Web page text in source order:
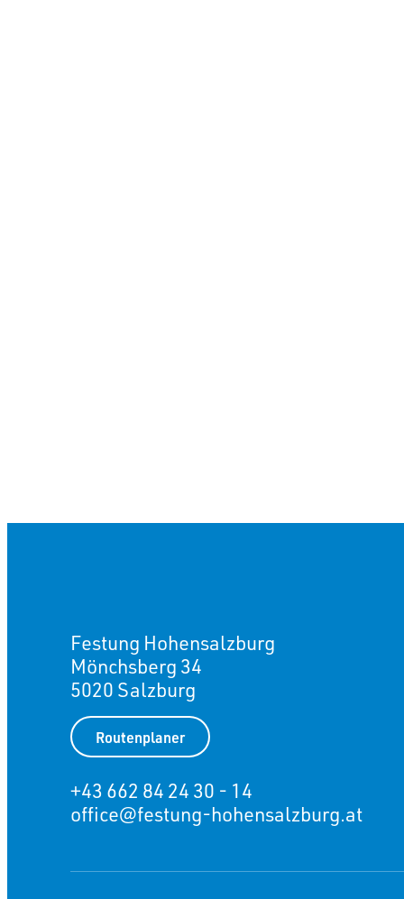
Festung Hohensalzburg
Mönchsberg 34
5020 Salzburg
Routenplaner
+43 662 84 24 30 - 14
office@festung-hohensalzburg.at